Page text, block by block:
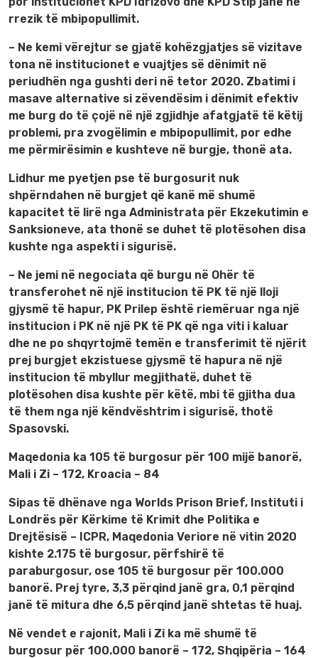
rrezik të mbipopullimit.
– Ne kemi vërejtur se gjatë kohëzgjatjes së vizitave
tona në institucionet e vuajtjes së dënimit në
periudhën nga gushti deri në tetor 2020. Zbatimi i
masave alternative si zëvendësim i dënimit efektiv
me burg do të çojë në një zgjidhje afatgjatë të këtij
problemi, pra zvogëlimin e mbipopullimit, por edhe
me përmirësimin e kushteve në burgje, thonë ata.
Lidhur me pyetjen pse të burgosurit nuk
shpërndahen në burgjet që kanë më shumë
kapacitet të lirë nga Administrata për Ekzekutimin e
Sanksioneve, ata thonë se duhet të plotësohen disa
kushte nga aspekti i sigurisë.
– Ne jemi në negociata që burgu në Ohër të
transferohet në një institucion të PK të një lloji
gjysmë të hapur, PK Prilep është riemëruar nga një
institucion i PK në një PK të PK që nga viti i kaluar
dhe ne po shqyrtojmë temën e transferimit të njërit
prej burgjet ekzistuese gjysmë të hapura në një
institucion të mbyllur megjithatë, duhet të
plotësohen disa kushte për këtë, mbi të gjitha dua
të them nga një këndvështrim i sigurisë, thotë
Spasovski.
Maqedonia ka 105 të burgosur për 100 mijë banorë,
Mali i Zi – 172, Kroacia – 84
Sipas të dhënave nga Worlds Prison Brief, Instituti i
Londrës për Kërkime të Krimit dhe Politika e
Drejtësisë – ICPR, Maqedonia Veriore në vitin 2020
kishte 2.175 të burgosur, përfshirë të
paraburgosur, ose 105 të burgosur për 100.000
banorë. Prej tyre, 3,3 përqind janë gra, 0,1 përqind
janë të mitura dhe 6,5 përqind janë shtetas të huaj.
Në vendet e rajonit, Mali i Zi ka më shumë të
burgosur për 100.000 banorë – 172, Shqipëria – 164